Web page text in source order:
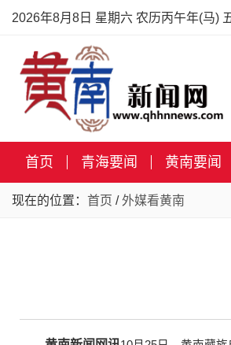
2026年8月8日 星期六 农历丙午年(马)
首页 青海要闻 黄南要闻
现在的位置： 首页 /外媒看黄南